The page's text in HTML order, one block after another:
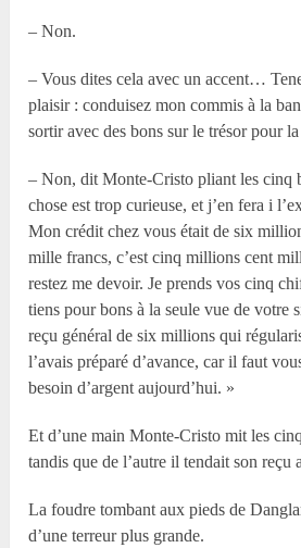
– Non.
– Vous dites cela avec un accent…
plaisir : conduisez mon commis à la
sortir avec des bons sur le trésor pour
– Non, dit Monte-Cristo pliant les cinq
chose est trop curieuse, et j’en fera i
Mon crédit chez vous était de six
mille francs, c’est cinq millions cent
restez me devoir. Je prends vos cinq
tiens pour bons à la seule vue de votre
reçu général de six millions qui
l’avais préparé d’avance, car il faut
besoin d’argent aujourd’hui. »
Et d’une main Monte-Cristo mit les
tandis que de l’autre il tendait son reçu
La foudre tombant aux pieds de
d’une terreur plus grande.